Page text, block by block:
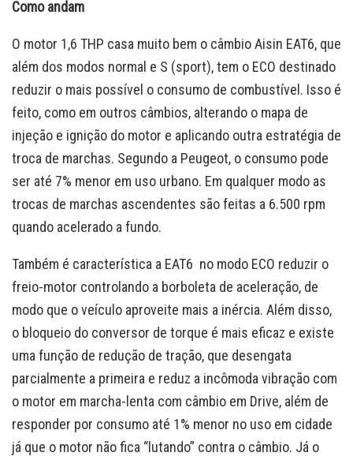
Como andam
O motor 1,6 THP casa muito bem o câmbio Aisin EAT6, que
além dos modos normal e S (sport), tem o ECO destinado
reduzir o mais possível o consumo de combustível. Isso é
feito, como em outros câmbios, alterando o mapa de
injeção e ignição do motor e aplicando outra estratégia de
troca de marchas. Segundo a Peugeot, o consumo pode
ser até 7% menor em uso urbano. Em qualquer modo as
trocas de marchas ascendentes são feitas a 6.500 rpm
quando acelerado a fundo.
Também é característica a EAT6 no modo ECO reduzir o
freio-motor controlando a borboleta de aceleração, de
modo que o veículo aproveite mais a inércia. Além disso,
o bloqueio do conversor de torque é mais eficaz e existe
uma função de redução de tração, que desengata
parcialmente a primeira e reduz a incômoda vibração com
o motor em marcha-lenta com câmbio em Drive, além de
responder por consumo até 1% menor no uso em cidade
já que o motor não fica “lutando” contra o câmbio. Já o